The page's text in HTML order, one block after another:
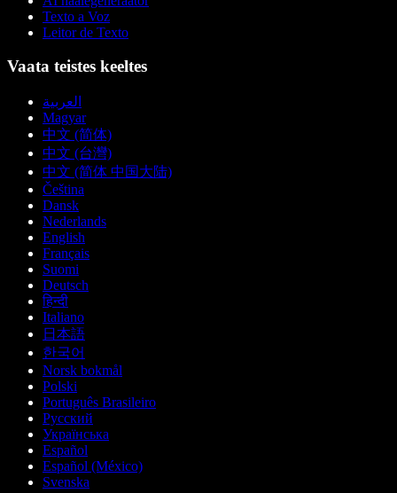
Texto a Voz
Leitor de Texto
Vaata teistes keeltes
العربية
Magyar
中文 (简体)
中文 (台灣)
中文 (简体 中国大陆)
Čeština
Dansk
Nederlands
English
Français
Suomi
Deutsch
हिन्दी
Italiano
日本語
한국어
Norsk bokmål
Polski
Português Brasileiro
Русский
Українська
Español
Español (México)
Svenska